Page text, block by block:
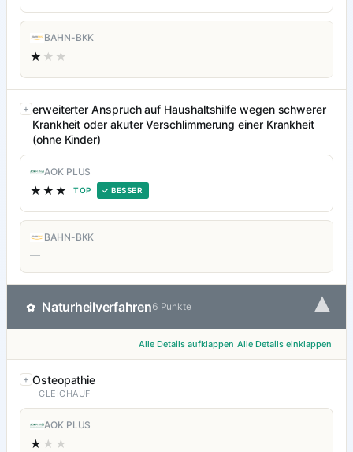
BAHN-BKK
★ ★★
erweiterter Anspruch auf Haushaltshilfe wegen schwerer
Krankheit oder akuter Verschlimmerung einer Krankheit
(ohne Kinder)
AOK PLUS
★★★ TOP ✓ BESSER
BAHN-BKK
—
✿ Naturheilverfahren6 Punkte ▾
Alle Details aufklappen Alle Details einklappen
Osteopathie
GLEICHAUF
AOK PLUS
★ ★★